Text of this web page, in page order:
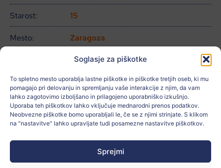
Soglasje za piškotke
To spletno mesto uporablja lastne piškotke in piškotke tretjih oseb, ki mu
pomagajo pri delovanju in spremljanju vaše interakcije z njim, da vam
lahko zagotovimo izboljšano in prilagojeno uporabniško izkušnjo.
Uporaba teh piškotkov lahko vključuje mednarodni prenos podatkov.
Neobvezne piškotke bomo uporabljali le, če se z njimi strinjate. S klikom
na "nastavitve" lahko upravljate tudi posamezne nastavitve piškotkov.
Sprejmi
Starost: 15
Mesto: Zaragoza
España
Povezano z: ODS 10, ODS 16
Učitelj: ALICIA MARTÍN JAURRIETA
Oglejte si